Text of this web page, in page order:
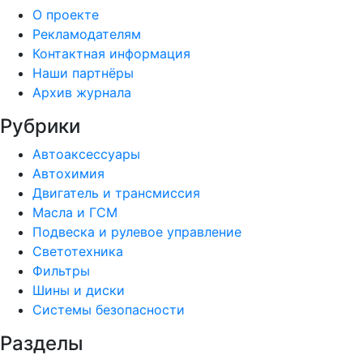
О проекте
Рекламодателям
Контактная информация
Наши партнёры
Архив журнала
Рубрики
Автоаксессуары
Автохимия
Двигатель и трансмиссия
Масла и ГСМ
Подвеска и рулевое управление
Светотехника
Фильтры
Шины и диски
Системы безопасности
Разделы